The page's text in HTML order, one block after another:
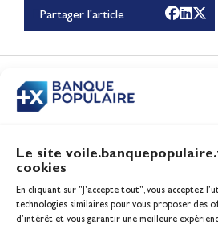
Le site
cookies
En cliquant sur "J'accepte tout", vous acceptez
technologies similaires pour vous proposer des
d’intérêt et vous garantir une meilleure
Partager l'article
CONTENUS
Olympiques 2028
Inscription serveur média
Contact